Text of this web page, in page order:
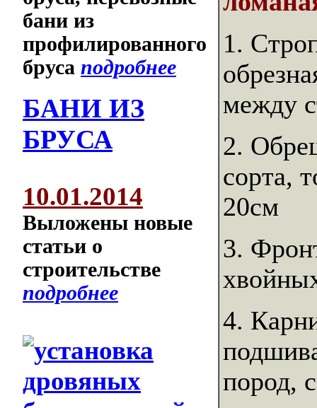
бани из
профилированного
бруса подробнее
БАНИ ИЗ
БРУСА
10.01.2014
Выложены новые
статьи о
строительстве
подробнее
1.
между
2.
сорта,
20см
3.
4.
пород,